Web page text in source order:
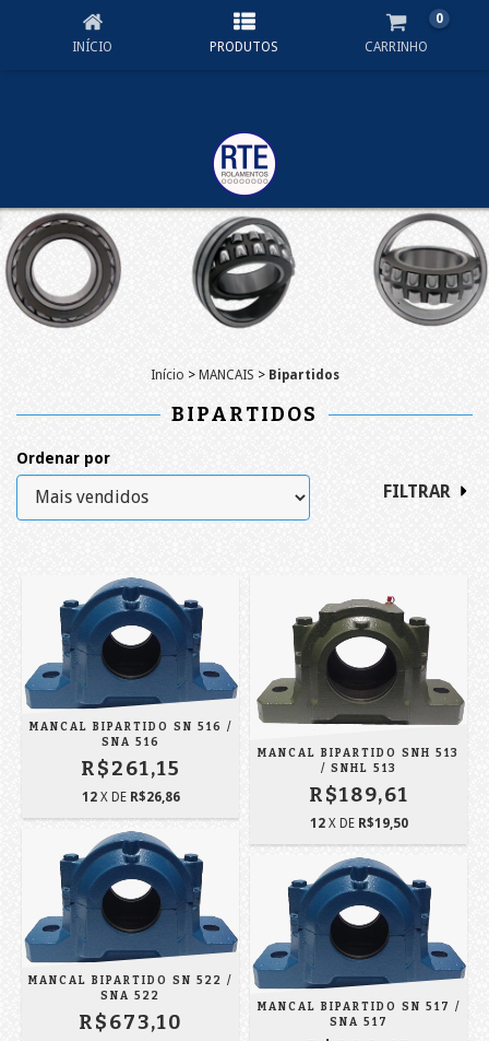
INÍCIO PRODUTOS CARRINHO
0
Início > MANCAIS > Bipartidos
BIPARTIDOS
Ordenar por
FILTRAR
MANCAL BIPARTIDO SN 516 /
SNA 516
R$261,15
12 X DE R$26,86
MANCAL BIPARTIDO SNH 513
/ SNHL 513
R$189,61
12 X DE R$19,50
MANCAL BIPARTIDO SN 522 /
SNA 522
R$673,10
MANCAL BIPARTIDO SN 517 /
SNA 517